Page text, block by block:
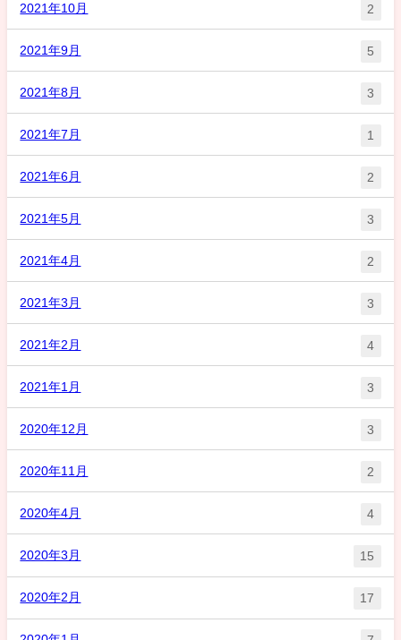
2021年10月 2
2021年9月 5
2021年8月 3
2021年7月 1
2021年6月 2
2021年5月 3
2021年4月 2
2021年3月 3
2021年2月 4
2021年1月 3
2020年12月 3
2020年11月 2
2020年4月 4
2020年3月 15
2020年2月 17